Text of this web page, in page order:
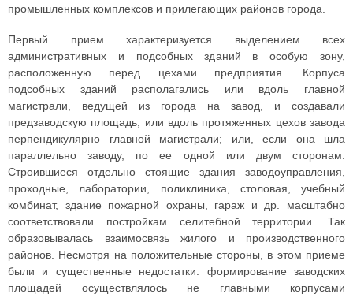
промышленных комплексов и прилегающих районов города.
Первый прием характеризуется выделением всех
административных и подсобных зданий в особую зону,
расположенную перед цехами предприятия. Корпуса
подсобных зданий располагались или вдоль главной
магистрали, ведущей из города на завод, и создавали
предзаводскую площадь; или вдоль протяженных цехов завода
перпендикулярно главной магистрали; или, если она шла
параллельно заводу, по ее одной или двум сторонам.
Строившиеся отдельно стоящие здания заводоуправления,
проходные, лаборатории, поликлиника, столовая, учебный
комбинат, здание пожарной охраны, гараж и др. масштабно
соответствовали постройкам селитебной территории. Так
образовывалась взаимосвязь жилого и производственного
районов. Несмотря на положительные стороны, в этом приеме
были и существенные недостатки: формирование заводских
площадей осуществлялось не главными корпусами